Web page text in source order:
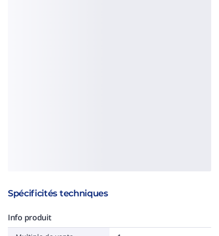
Spécificités techniques
Info produit